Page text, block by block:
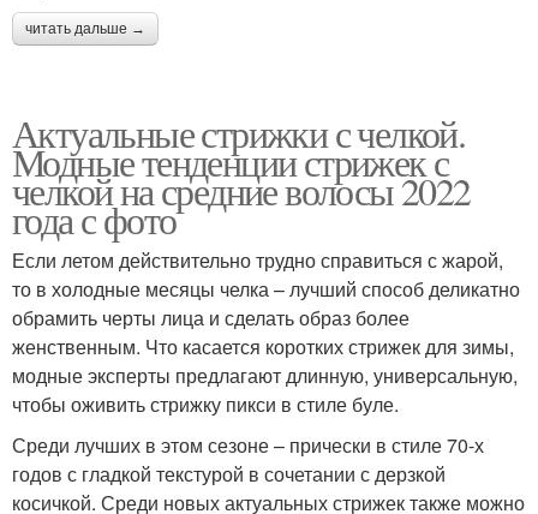
читать дальше →
Актуальные стрижки с челкой.
Модные тенденции стрижек с
челкой на средние волосы 2022
года с фото
Если летом действительно трудно справиться с жарой,
то в холодные месяцы челка – лучший способ деликатно
обрамить черты лица и сделать образ более
женственным. Что касается коротких стрижек для зимы,
модные эксперты предлагают длинную, универсальную,
чтобы оживить стрижку пикси в стиле буле.
Среди лучших в этом сезоне – прически в стиле 70-х
годов с гладкой текстурой в сочетании с дерзкой
косичкой. Среди новых актуальных стрижек также можно